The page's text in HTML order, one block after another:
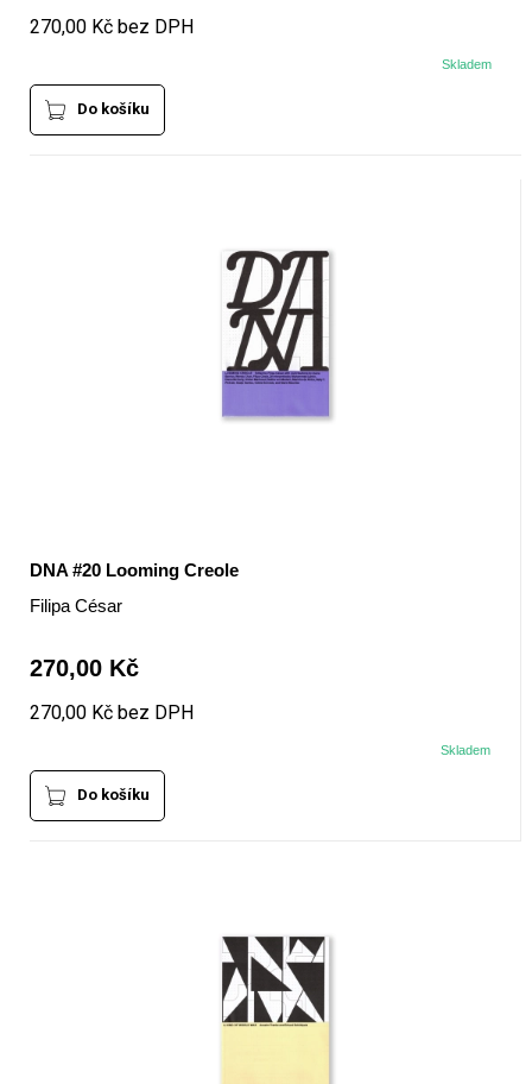
270,00 Kč bez DPH
Skladem
Do košíku
DNA #20 Looming Creole
Filipa César
270,00 Kč
270,00 Kč bez DPH
Skladem
Do košíku